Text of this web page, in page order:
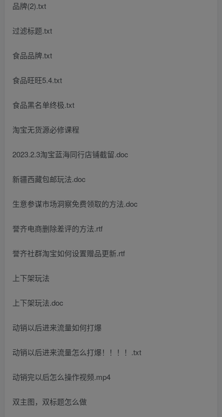
品牌(2).txt
过滤标题.txt
食品品牌.txt
食品旺旺5.4.txt
食品黑名单终极.txt
淘宝无货源必修课程
2023.2.3淘宝蓝海同行店铺截留.doc
新疆西藏包邮玩法.doc
生意参谋市场洞察免费领取的方法.doc
誉齐电商删除差评的方法.rtf
誉齐社群淘宝如何设置赠品更新.rtf
上下架玩法
上下架玩法.doc
动销以后进来流量如何打爆
动销以后进来流量怎么打爆！！！！.txt
动销完以后怎么操作视频.mp4
双主图，双标题怎么做